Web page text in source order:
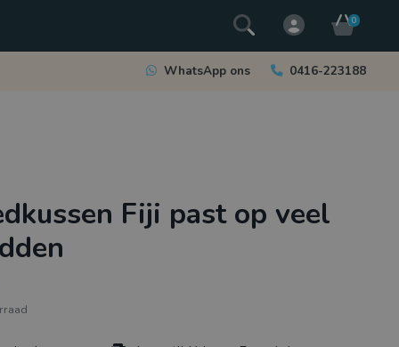
0
WhatsApp ons 0416-223188
Fiji past op veel